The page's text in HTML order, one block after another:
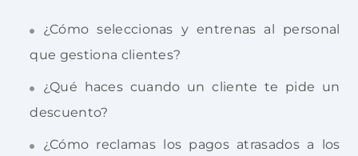
¿Cómo seleccionas y entrenas al personal
que gestiona clientes?
¿Qué haces cuando un cliente te pide un
descuento?
¿Cómo reclamas los pagos atrasados a los